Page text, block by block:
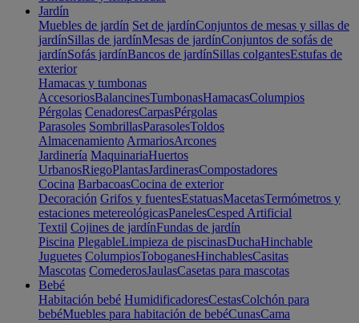
Jardín
Muebles de jardín Set de jardínConjuntos de mesas y sillas de
jardínSillas de jardínMesas de jardínConjuntos de sofás de
jardínSofás jardínBancos de jardínSillas colgantesEstufas de
exterior
Hamacas y tumbonas
AccesoriosBalancinesTumbonasHamacasColumpios
Pérgolas CenadoresCarpasPérgolas
Parasoles SombrillasParasolesToldos
Almacenamiento ArmariosArcones
Jardinería MaquinariaHuertos
UrbanosRiegoPlantasJardinerasCompostadores
Cocina BarbacoasCocina de exterior
Decoración Grifos y fuentesEstatuasMacetasTermómetros y
estaciones metereológicasPanelesCesped Artificial
Textil Cojines de jardínFundas de jardín
Piscina PlegableLimpieza de piscinasDuchaHinchable
Juguetes ColumpiosToboganesHinchablesCasitas
Mascotas ComederosJaulasCasetas para mascotas
Bebé
Habitación bebé HumidificadoresCestasColchón para
bebéMuebles para habitación de bebéCunasCama